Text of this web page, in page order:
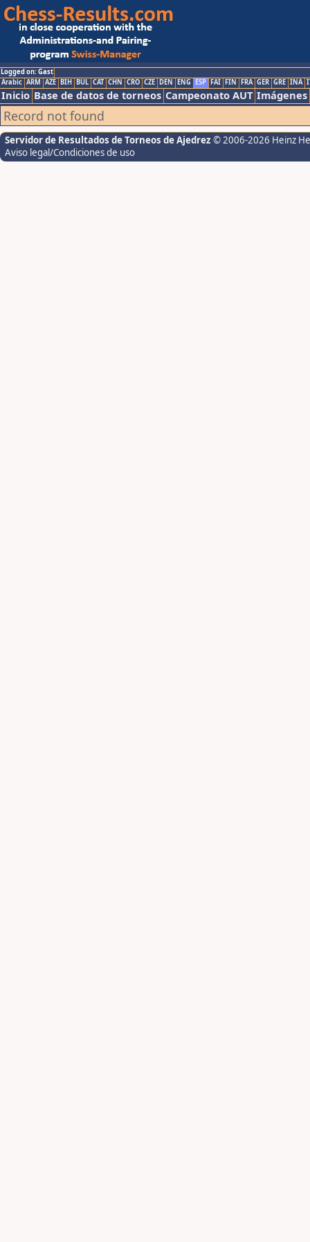
Logged on: Gast
Arabic ARM AZE BIH BUL CAT CHN CRO CZE DEN ENG ESP FAI FIN FRA GER GRE INA
Inicio Base de datos de torneos Campeonato AUT Imágenes
Record not found
Servidor de Resultados de Torneos de Ajedrez © 2006-2026 Heinz
Aviso legal/Condiciones de uso